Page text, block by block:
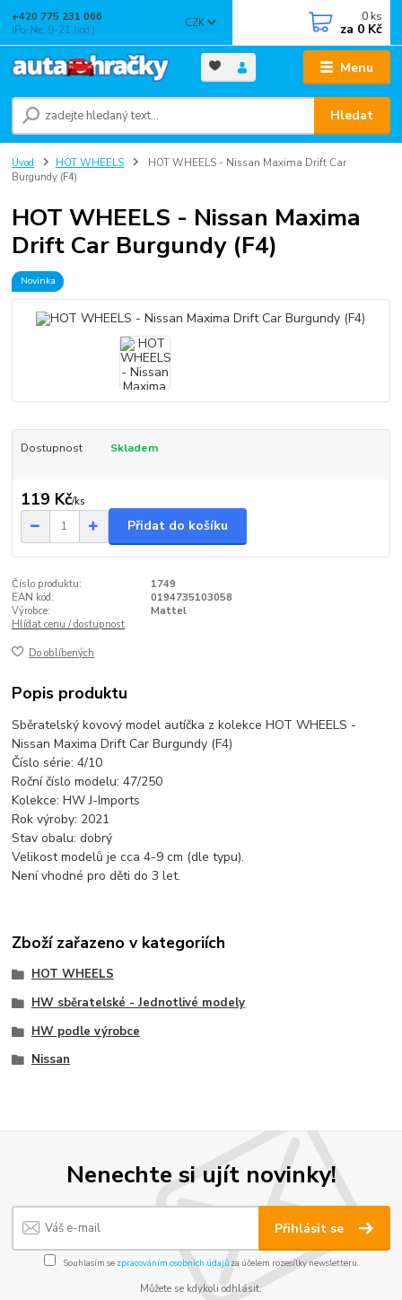
Menu
CZK
Hledat
+420 775 231 066
(Po-Ne, 9-21 hod.)
0 ks
za 0 Kč
Úvod HOT WHEELS
HOT WHEELS - Nissan Maxima Drift Car
Burgundy (F4)
HOT WHEELS - Nissan Maxima
Drift Car Burgundy (F4)
Novinka
Dostupnost Skladem
119 Kč/ks
Přidat do košíku
Číslo produktu:
1749
EAN kód:
0194735103058
Výrobce:
Mattel
Hlídat cenu / dostupnost
Do oblíbených
Popis produktu
Sběratelský kovový model autíčka z kolekce HOT WHEELS -
Nissan Maxima Drift Car Burgundy (F4)
Číslo série: 4/10
Roční číslo modelu: 47/250
Kolekce: HW J-Imports
Rok výroby: 2021
Stav obalu: dobrý
Velikost modelů je cca 4-9 cm (dle typu).
Není vhodné pro děti do 3 let.
Zboží zařazeno v kategoriích
HOT WHEELS
HW sběratelské - Jednotlivé modely
HW podle výrobce
Nissan
Nenechte si ujít novinky!
Přihlásit se
Souhlasím se zpracováním osobních údajůza účelem rozesílky newsletteru.
Můžete se kdykoli odhlásit.